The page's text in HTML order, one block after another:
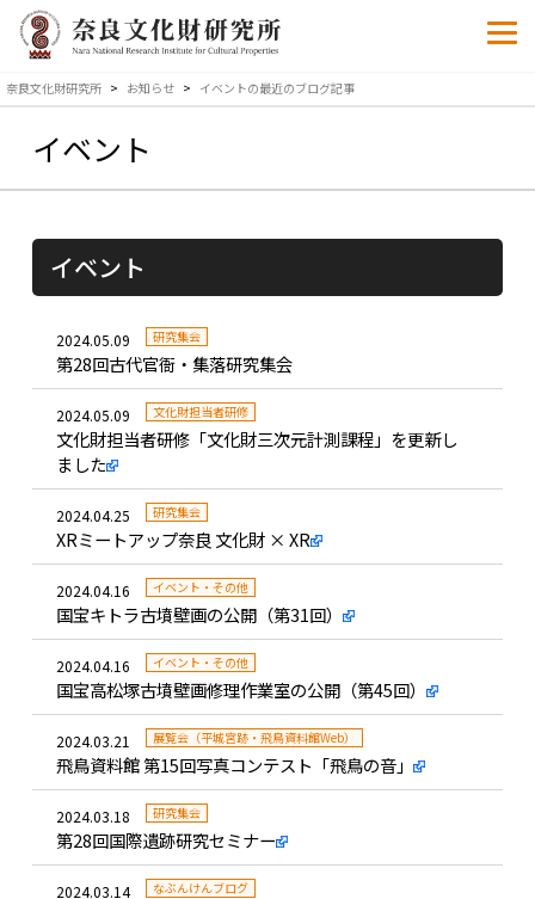
奈良文化財研究所 > お知らせ > イベントの最近のブログ記事
イベント
イベント
2024.05.09 研究集会
第28回古代官衙・集落研究集会
2024.05.09 文化財担当者研修
文化財担当者研修「文化財三次元計測課程」を更新し
ました
2024.04.25 研究集会
XRミートアップ奈良 文化財 × XR
2024.04.16 イベント・その他
国宝キトラ古墳壁画の公開（第31回）
2024.04.16 イベント・その他
国宝高松塚古墳壁画修理作業室の公開（第45回）
2024.03.21 展覧会（平城宮跡・飛鳥資料館Web）
飛鳥資料館 第15回写真コンテスト「飛鳥の音」
2024.03.18 研究集会
第28回国際遺跡研究セミナー
2024.03.14 なぶんけんブログ